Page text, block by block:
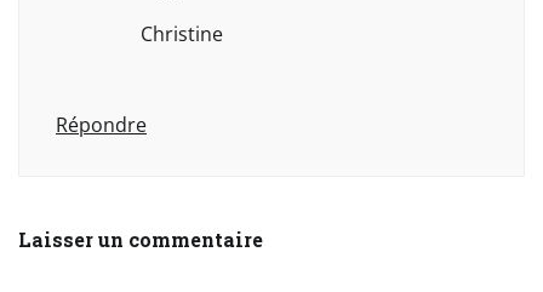
Christine
Répondre
Laisser un commentaire